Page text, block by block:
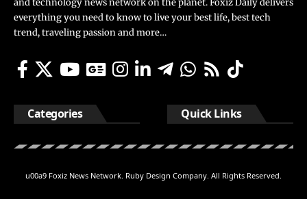
and technology news network on the planet. Foxiz Daily delivers
everything you need to know to live your best life, best tech
trend, traveling passion and more…
Categories Quick Links
u00a9 Foxiz News Network. Ruby Design Company. All Rights Reserved.